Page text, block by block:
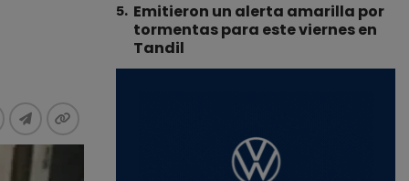
5. Emitieron un alerta amarilla por
tormentas para este viernes en
Tandil